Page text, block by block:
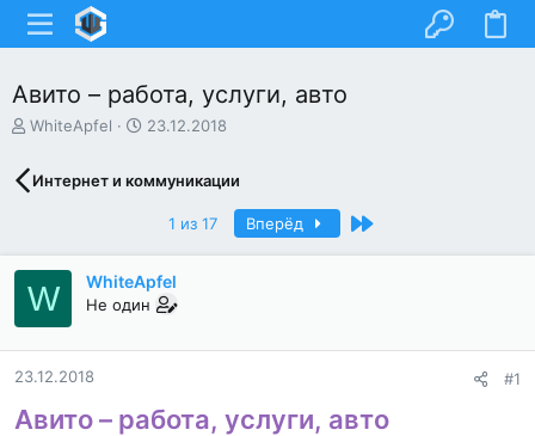
Авито – работа, услуги, авто
А
т
о
е
м
ы
WhiteApfel
Д
а
ч
а
л
23.12.2018
Интернет и коммуникации
1 из 17 Вперёд Последний
W WhiteApfel
Не один
23.12.2018 #1
Авито – работа, услуги, авто